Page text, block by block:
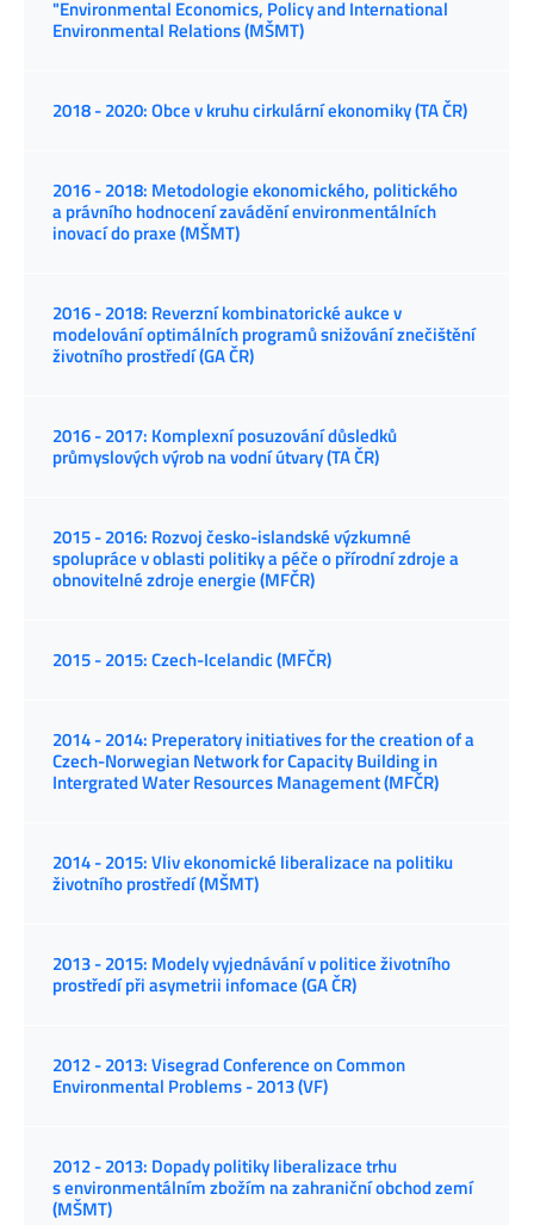
"Environmental Economics, Policy and International
Environmental Relations (MŠMT)
2018 - 2020: Obce v kruhu cirkulární ekonomiky (TA ČR)
2016 - 2018: Metodologie ekonomického, politického
a právního hodnocení zavádění environmentálních
inovací do praxe (MŠMT)
2016 - 2018: Reverzní kombinatorické aukce v
modelování optimálních programů snižování znečištění
životního prostředí (GA ČR)
2016 - 2017: Komplexní posuzování důsledků
průmyslových výrob na vodní útvary (TA ČR)
2015 - 2016: Rozvoj česko-islandské výzkumné
spolupráce v oblasti politiky a péče o přírodní zdroje a
obnovitelné zdroje energie (MFČR)
2015 - 2015: Czech-Icelandic (MFČR)
2014 - 2014: Preperatory initiatives for the creation of a
Czech-Norwegian Network for Capacity Building in
Intergrated Water Resources Management (MFČR)
2014 - 2015: Vliv ekonomické liberalizace na politiku
životního prostředí (MŠMT)
2013 - 2015: Modely vyjednávání v politice životního
prostředí při asymetrii infomace (GA ČR)
2012 - 2013: Visegrad Conference on Common
Environmental Problems - 2013 (VF)
2012 - 2013: Dopady politiky liberalizace trhu
s environmentálním zbožím na zahraniční obchod zemí
(MŠMT)